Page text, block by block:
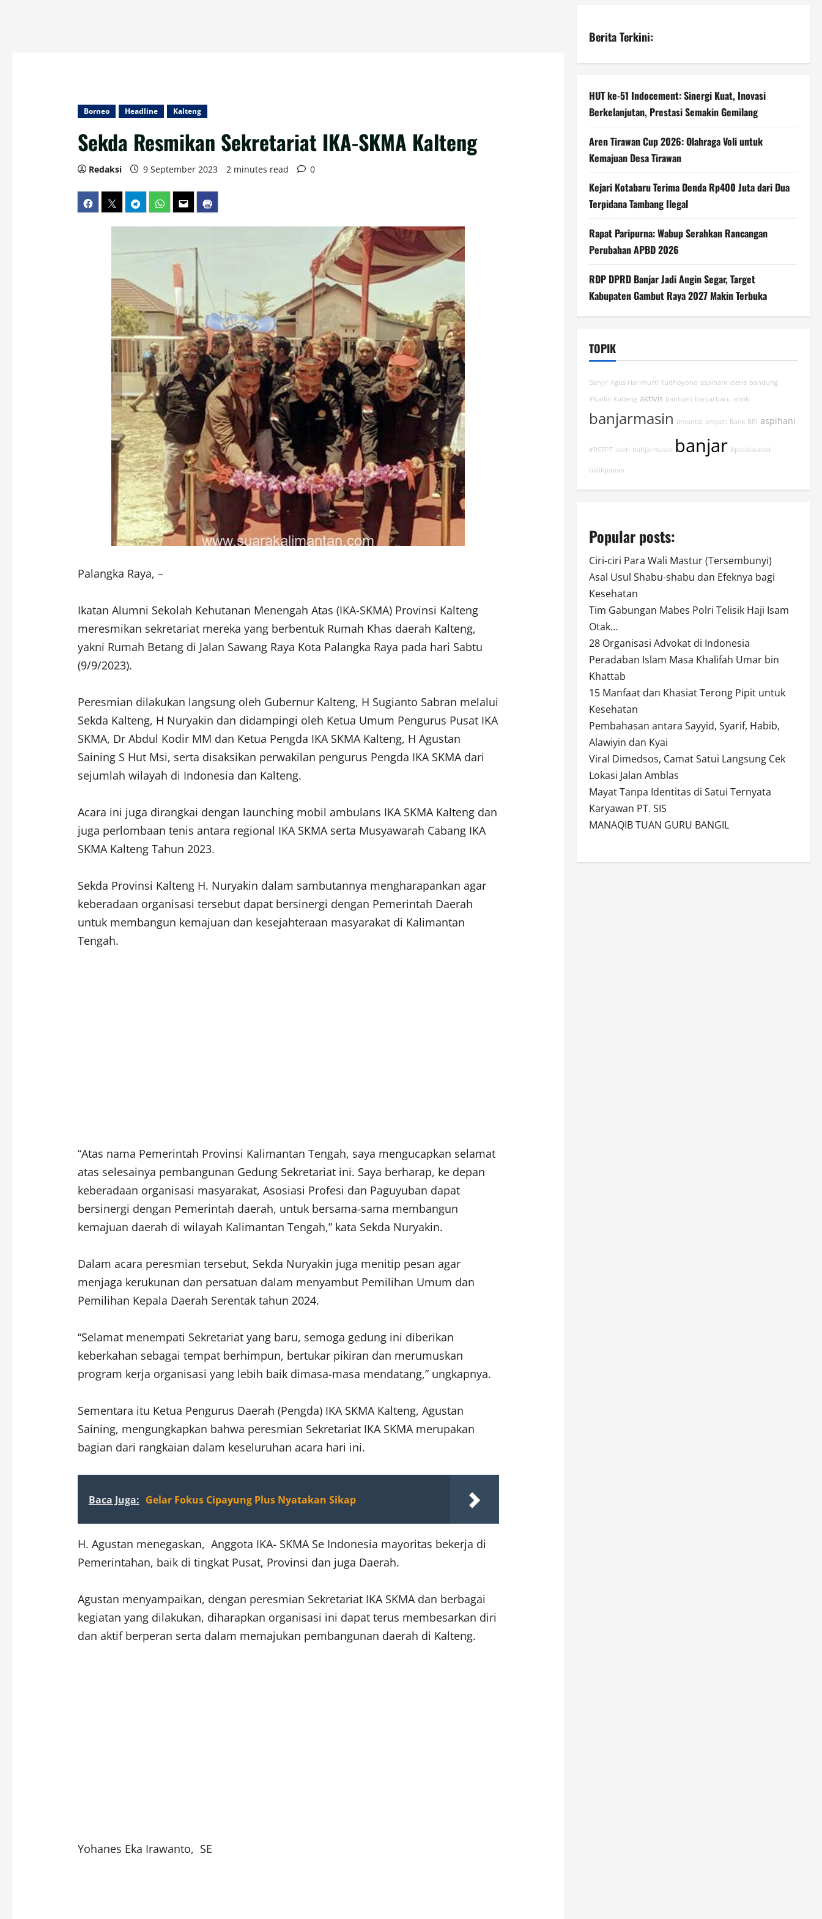
Borneo Headline Kalteng
Sekda Resmikan Sekretariat IKA-SKMA Kalteng
Redaksi 9 September 2023 2 minutes read 0
Palangka Raya, –
Ikatan Alumni Sekolah Kehutanan Menengah Atas (IKA-SKMA) Provinsi Kalteng
meresmikan sekretariat mereka yang berbentuk Rumah Khas daerah Kalteng,
yakni Rumah Betang di Jalan Sawang Raya Kota Palangka Raya pada hari Sabtu
(9/9/2023).
Peresmian dilakukan langsung oleh Gubernur Kalteng, H Sugianto Sabran melalui
Sekda Kalteng, H Nuryakin dan didampingi oleh Ketua Umum Pengurus Pusat IKA
SKMA, Dr Abdul Kodir MM dan Ketua Pengda IKA SKMA Kalteng, H Agustan
Saining S Hut Msi, serta disaksikan perwakilan pengurus Pengda IKA SKMA dari
sejumlah wilayah di Indonesia dan Kalteng.
Acara ini juga dirangkai dengan launching mobil ambulans IKA SKMA Kalteng dan
juga perlombaan tenis antara regional IKA SKMA serta Musyawarah Cabang IKA
SKMA Kalteng Tahun 2023.
Sekda Provinsi Kalteng H. Nuryakin dalam sambutannya mengharapankan agar
keberadaan organisasi tersebut dapat bersinergi dengan Pemerintah Daerah
untuk membangun kemajuan dan kesejahteraan masyarakat di Kalimantan
Tengah.
“Atas nama Pemerintah Provinsi Kalimantan Tengah, saya mengucapkan selamat
atas selesainya pembangunan Gedung Sekretariat ini. Saya berharap, ke depan
keberadaan organisasi masyarakat, Asosiasi Profesi dan Paguyuban dapat
bersinergi dengan Pemerintah daerah, untuk bersama-sama membangun
kemajuan daerah di wilayah Kalimantan Tengah,” kata Sekda Nuryakin.
Dalam acara peresmian tersebut, Sekda Nuryakin juga menitip pesan agar
menjaga kerukunan dan persatuan dalam menyambut Pemilihan Umum dan
Pemilihan Kepala Daerah Serentak tahun 2024.
“Selamat menempati Sekretariat yang baru, semoga gedung ini diberikan
keberkahan sebagai tempat berhimpun, bertukar pikiran dan merumuskan
program kerja organisasi yang lebih baik dimasa-masa mendatang,” ungkapnya.
Sementara itu Ketua Pengurus Daerah (Pengda) IKA SKMA Kalteng, Agustan
Saining, mengungkapkan bahwa peresmian Sekretariat IKA SKMA merupakan
bagian dari rangkaian dalam keseluruhan acara hari ini.
Baca Juga: Gelar Fokus Cipayung Plus Nyatakan Sikap
H. Agustan menegaskan, Anggota IKA- SKMA Se Indonesia mayoritas bekerja di
Pemerintahan, baik di tingkat Pusat, Provinsi dan juga Daerah.
Agustan menyampaikan, dengan peresmian Sekretariat IKA SKMA dan berbagai
kegiatan yang dilakukan, diharapkan organisasi ini dapat terus membesarkan diri
dan aktif berperan serta dalam memajukan pembangunan daerah di Kalteng.
Yohanes Eka Irawanto, SE
Berita Terkini:
HUT ke-51 Indocement: Sinergi Kuat, Inovasi
Berkelanjutan, Prestasi Semakin Gemilang
Aren Tirawan Cup 2026: Olahraga Voli untuk
Kemajuan Desa Tirawan
Kejari Kotabaru Terima Denda Rp400 Juta dari Dua
Terpidana Tambang Ilegal
Rapat Paripurna: Wabup Serahkan Rancangan
Perubahan APBD 2026
RDP DPRD Banjar Jadi Angin Segar, Target
Kabupaten Gambut Raya 2027 Makin Terbuka
TOPIK
Banjir Agus Harimurti Yudhoyono aspihani ideris bandung
#Kadin Kalteng aktivis bantuan banjarbaru ahok
banjarmasin amuntai ampah Bank BRI aspihani
#RSTPT aceh bahjarmasin banjar #poldakalsel
balikpapan
Popular posts:
Ciri-ciri Para Wali Mastur (Tersembunyi)
Asal Usul Shabu-shabu dan Efeknya bagi
Kesehatan
Tim Gabungan Mabes Polri Telisik Haji Isam
Otak…
28 Organisasi Advokat di Indonesia
Peradaban Islam Masa Khalifah Umar bin
Khattab
15 Manfaat dan Khasiat Terong Pipit untuk
Kesehatan
Pembahasan antara Sayyid, Syarif, Habib,
Alawiyin dan Kyai
Viral Dimedsos, Camat Satui Langsung Cek
Lokasi Jalan Amblas
Mayat Tanpa Identitas di Satui Ternyata
Karyawan PT. SIS
MANAQIB TUAN GURU BANGIL